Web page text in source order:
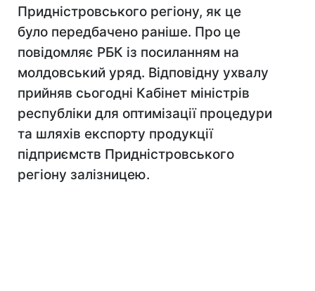
Придністровського регіону, як це
було передбачено раніше. Про це
повідомляє РБК із посиланням на
молдовський уряд. Відповідну ухвалу
прийняв сьогодні Кабінет міністрів
республіки для оптимізації процедури
та шляхів експорту продукції
підприємств Придністровського
регіону залізницею.